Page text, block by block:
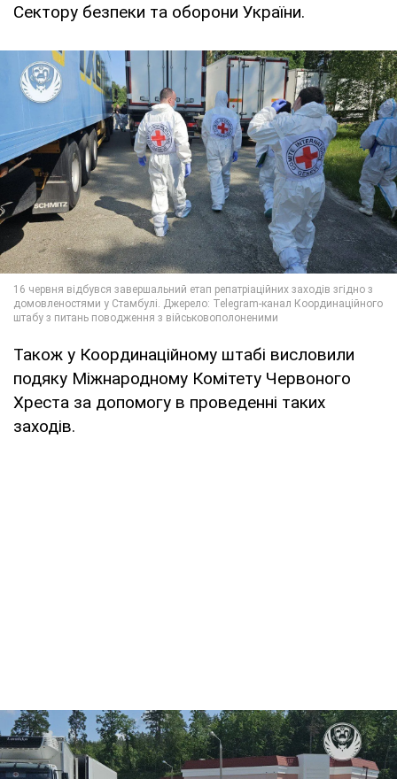
Сектору безпеки та оборони України.
Також у Координаційному штабі висловили
подяку Міжнародному Комітету Червоного
Хреста за допомогу в проведенні таких
заходів.